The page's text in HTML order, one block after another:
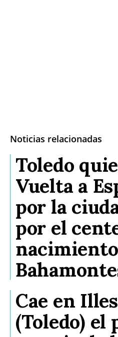
Noticias relacionadas
Toledo
Vuelta a
por la
por el
Cae en
(Toledo) el